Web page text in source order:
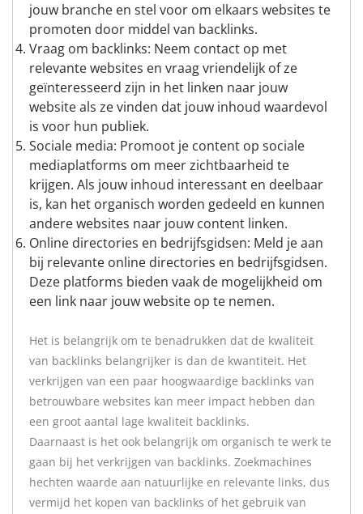
jouw branche en stel voor om elkaars websites te
promoten door middel van backlinks.
Vraag om backlinks: Neem contact op met
relevante websites en vraag vriendelijk of ze
geïnteresseerd zijn in het linken naar jouw
website als ze vinden dat jouw inhoud waardevol
is voor hun publiek.
Sociale media: Promoot je content op sociale
mediaplatforms om meer zichtbaarheid te
krijgen. Als jouw inhoud interessant en deelbaar
is, kan het organisch worden gedeeld en kunnen
andere websites naar jouw content linken.
Online directories en bedrijfsgidsen: Meld je aan
bij relevante online directories en bedrijfsgidsen.
Deze platforms bieden vaak de mogelijkheid om
een link naar jouw website op te nemen.
Het is belangrijk om te benadrukken dat de kwaliteit
van backlinks belangrijker is dan de kwantiteit. Het
verkrijgen van een paar hoogwaardige backlinks van
betrouwbare websites kan meer impact hebben dan
een groot aantal lage kwaliteit backlinks.
Daarnaast is het ook belangrijk om organisch te werk te
gaan bij het verkrijgen van backlinks. Zoekmachines
hechten waarde aan natuurlijke en relevante links, dus
vermijd het kopen van backlinks of het gebruik van